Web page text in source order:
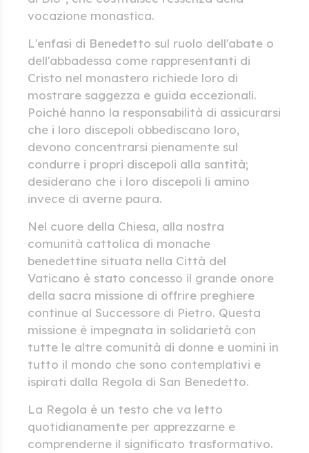
vocazione monastica.
L'enfasi di Benedetto sul ruolo dell'abate o
dell'abbadessa come rappresentanti di
Cristo nel monastero richiede loro di
mostrare saggezza e guida eccezionali.
Poiché hanno la responsabilità di assicurarsi
che i loro discepoli obbediscano loro,
devono concentrarsi pienamente sul
condurre i propri discepoli alla santità;
desiderano che i loro discepoli li amino
invece di averne paura.
Nel cuore della Chiesa, alla nostra
comunità cattolica di monache
benedettine situata nella Città del
Vaticano è stato concesso il grande onore
della sacra missione di offrire preghiere
continue al Successore di Pietro. Questa
missione è impegnata in solidarietà con
tutte le altre comunità di donne e uomini in
tutto il mondo che sono contemplativi e
ispirati dalla Regola di San Benedetto.
La Regola è un testo che va letto
quotidianamente per apprezzarne e
comprenderne il significato trasformativo.